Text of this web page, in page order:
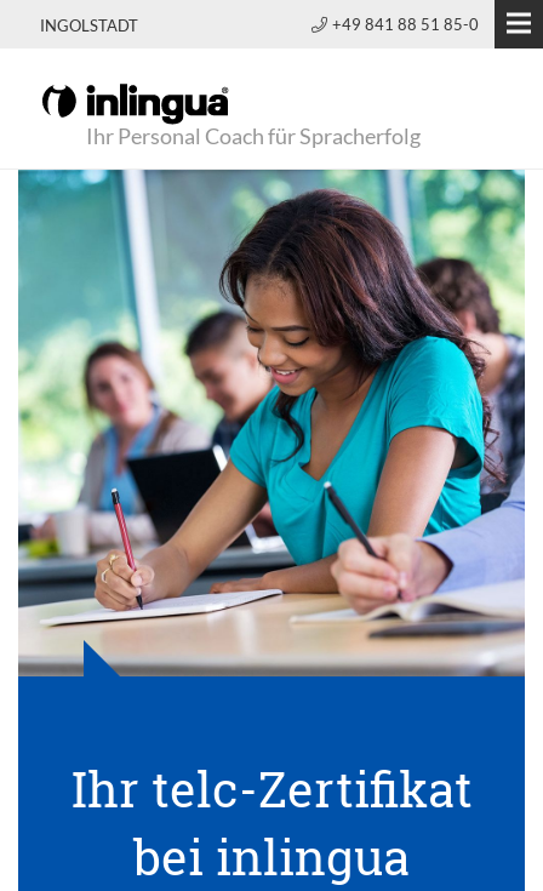
INGOLSTADT +49 841 88 51 85-0
Ihr Personal Coach für Spracherfolg
Ihr telc-Zertifikat
bei inlingua